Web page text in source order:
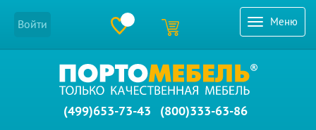
Меню
Войти
(499)653-73-43 (800)333-63-86